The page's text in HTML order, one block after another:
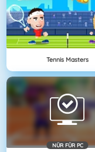
Tennis Masters
NÜR FÜR PC